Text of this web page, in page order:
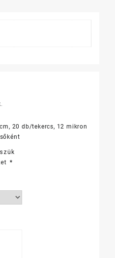
20 db/tekercs, 12 mikron
*